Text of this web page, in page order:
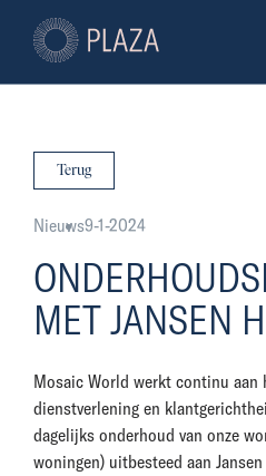
Terug
Nieuws9-1-2024
MET JANSEN
Mosaic World werkt continu aan
dienstverlening en
dagelijks onderhoud van onze
woningen) uitbesteed aan